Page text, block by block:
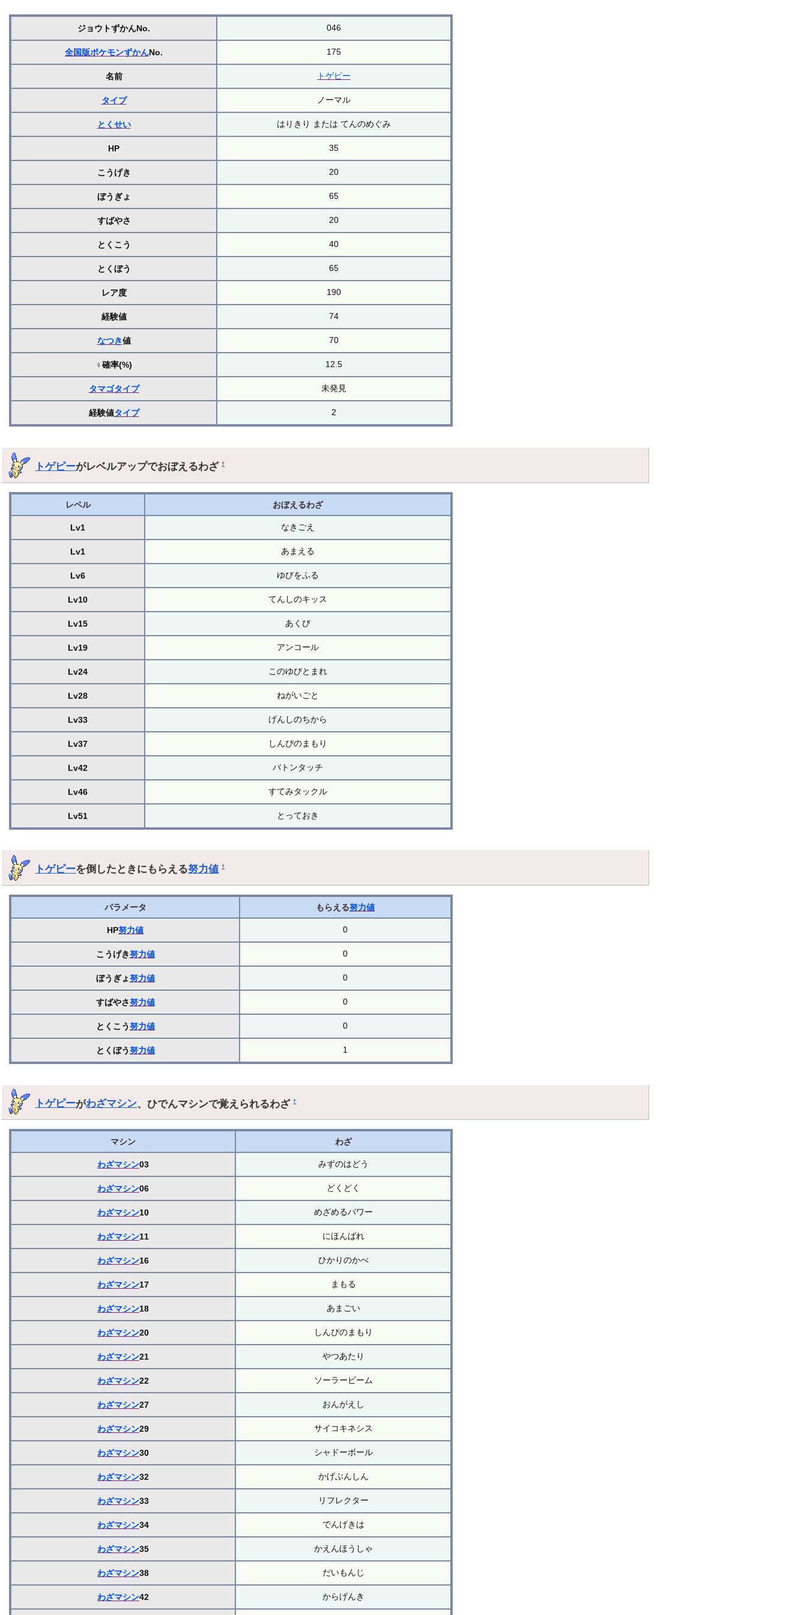
ジョウトずかんNo. 046
全国版ポケモンずかんNo. 175
名前 トゲピー
タイプ ノーマル
とくせい はりきり または てんのめぐみ
HP 35
こうげき 20
ぼうぎょ 65
すばやさ 20
とくこう 40
とくぼう 65
レア度 190
経験値 74
なつき値 70
♀確率(%) 12.5
タマゴタイプ 未発見
経験値タイプ 2
トゲピーがレベルアップでおぼえるわざ†
レベル おぼえるわざ
Lv1 なきごえ
Lv1 あまえる
Lv6 ゆびをふる
Lv10 てんしのキッス
Lv15 あくび
Lv19 アンコール
Lv24 このゆびとまれ
Lv28 ねがいごと
Lv33 げんしのちから
Lv37 しんぴのまもり
Lv42 バトンタッチ
Lv46 すてみタックル
Lv51 とっておき
トゲピーを倒したときにもらえる努力値 †
パラメータ もらえる努力値
HP努力値 0
こうげき努力値 0
ぼうぎょ努力値 0
すばやさ努力値 0
とくこう努力値 0
とくぼう努力値 1
トゲピーがわざマシン、ひでんマシンで覚えられるわざ†
マシン わざ
わざマシン03 みずのはどう
わざマシン06 どくどく
わざマシン10 めざめるパワー
わざマシン11 にほんばれ
わざマシン16 ひかりのかべ
わざマシン17 まもる
わざマシン18 あまごい
わざマシン20 しんぴのまもり
わざマシン21 やつあたり
わざマシン22 ソーラービーム
わざマシン27 おんがえし
わざマシン29 サイコキネシス
わざマシン30 シャドーボール
わざマシン32 かげぶんしん
わざマシン33 リフレクター
わざマシン34 でんげきは
わざマシン35 かえんほうしゃ
わざマシン38 だいもんじ
わざマシン42 からげんき